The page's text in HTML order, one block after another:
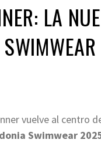
LA
vuelve al centro
Swimwear